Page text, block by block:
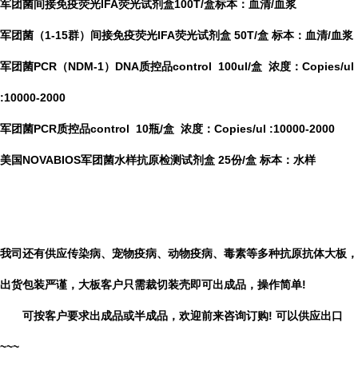
军团菌间接免疫荧光IFA荧光试剂盒100T/盒标本：血清/血浆
军团菌（1-15群）间接免疫荧光IFA荧光试剂盒 50T/盒 标本：血清/血浆
军团菌PCR（NDM-1）DNA质控品control 100ul/盒 浓度：Copies/ul
:10000-2000
军团菌PCR质控品control 10瓶/盒 浓度：Copies/ul :10000-2000
美国NOVABIOS军团菌水样抗原检测试剂盒 25份/盒 标本：水样
我司还有供应传染病、宠物疫病、动物疫病、毒素等多种抗原抗体大板，
出货包装严谨，大板客户只需裁切装壳即可出成品，操作简单!
可按客户要求出成品或半成品，欢迎前来咨询订购! 可以供应出口
~~~